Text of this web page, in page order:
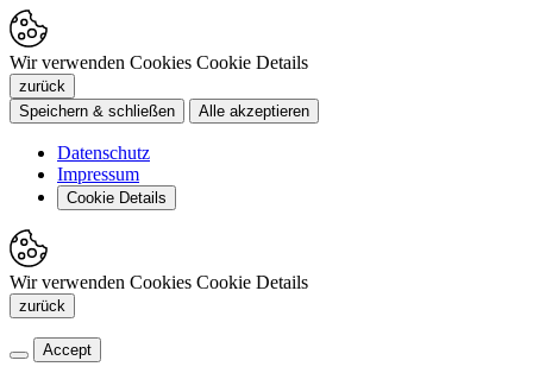
Wir verwenden Cookies Cookie Details
zurück
Speichern & schließen
Alle akzeptieren
Datenschutz
Impressum
Cookie Details
Wir verwenden Cookies Cookie Details
zurück
Accept